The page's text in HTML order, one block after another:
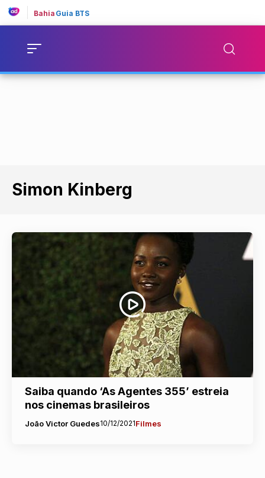
Bahia Guia BTS
Simon Kinberg
Saiba quando ‘As Agentes 355’ estreia
nos cinemas brasileiros
João Victor Guedes10/12/2021Filmes